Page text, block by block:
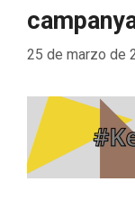
25 de marzo de